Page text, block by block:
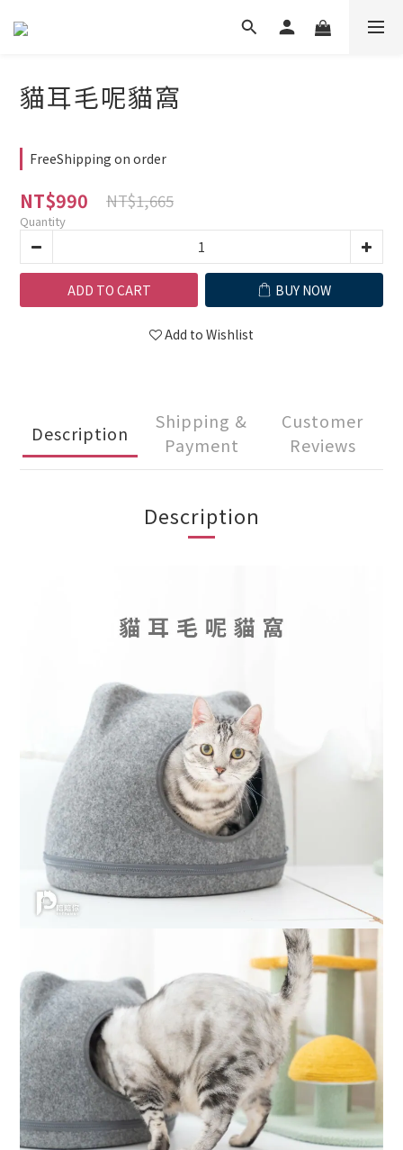
貓耳毛呢貓窩
FreeShipping on order
NT$990 NT$1,665
Quantity
ADD TO CART BUY NOW
Add to Wishlist
Description
Shipping &
Payment
Customer
Reviews
Description